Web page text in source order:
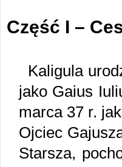
Część I –
Kaligula
jako Gaius
marca 37 r.
Ojciec
Starsza,